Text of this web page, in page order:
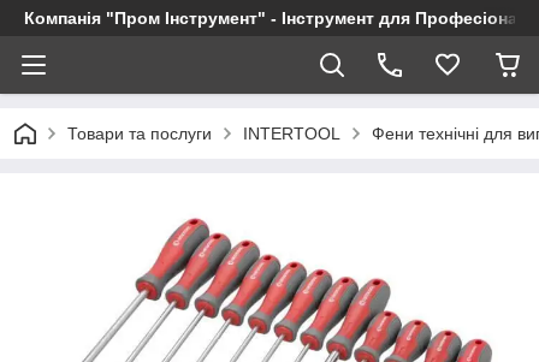
Компанія "Пром Інструмент" - Інструмент для
Товари та послуги INTERTOOL Фени технічні для